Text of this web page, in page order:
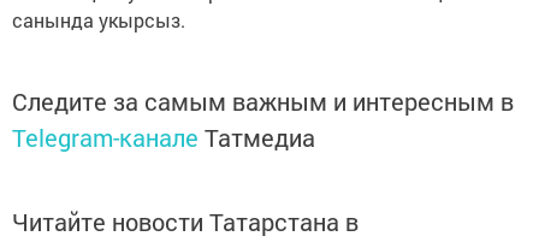
санында укырсыз.
Следите за самым важным и интересным в
Telegram-канале Татмедиа
Читайте новости Татарстана в